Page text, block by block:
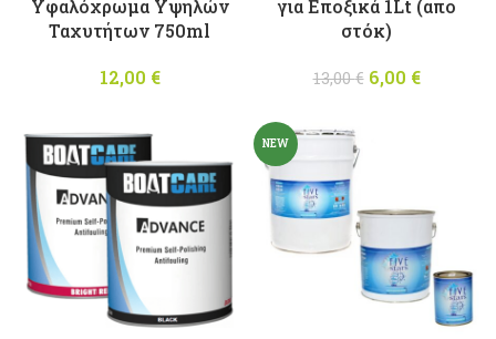
Υφαλόχρωμα Υψηλών
Ταχυτήτων 750ml
12,00 €
για Εποξικά 1Lt (απο
στόκ)
13,00€
Original
6,00 €
NEW